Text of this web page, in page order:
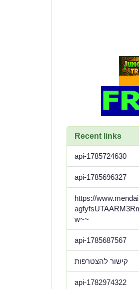
Recent links
api-1785724630
api-1785696327
https://
w~~
api-1785687567
קישור להצטרפות
api-1782974322